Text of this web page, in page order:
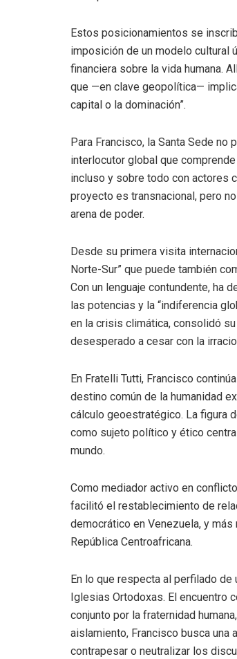
Estos posicionamientos se
imposición de un modelo cultural
financiera sobre la vida humana.
que —en clave geopolítica—
capital o la dominación”.
Para Francisco, la Santa Sede
interlocutor global que
incluso y sobre todo con actores
proyecto es transnacional, pero
arena de poder.
Desde su primera visita
Norte-Sur” que puede también
Con un lenguaje contundente, ha
las potencias y la “indiferencia
en la crisis climática, consolidó
desesperado a cesar con la
En Fratelli Tutti, Francisco
destino común de la humanidad
cálculo geoestratégico. La figura
como sujeto político y ético
mundo.
Como mediador activo en
facilitó el restablecimiento de
democrático en Venezuela, y
República Centroafricana.
En lo que respecta al perfilado
Iglesias Ortodoxas. El encuentro
conjunto por la fraternidad
aislamiento, Francisco busca una
contrapesar o neutralizar los